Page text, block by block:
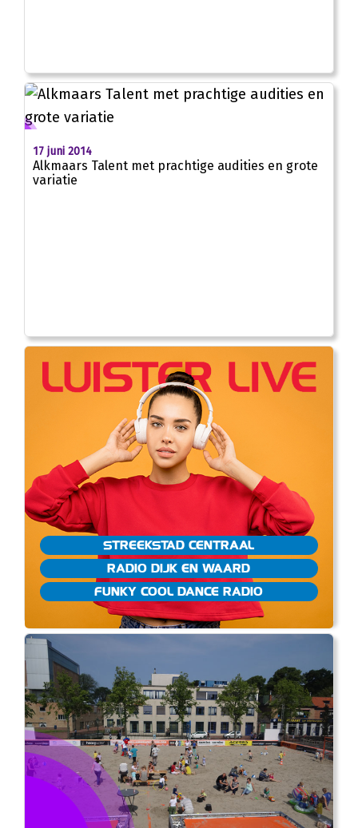
17 juni 2014
Alkmaars Talent met prachtige audities en grote
variatie
STREEKSTAD CENTRAAL
RADIO DIJK EN WAARD
FUNKY COOL DANCE RADIO